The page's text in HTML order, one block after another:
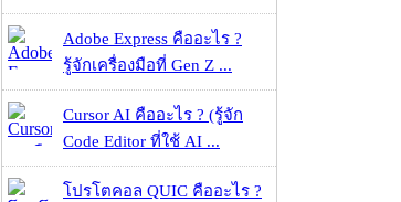
Adobe Express คืออะไร ?
รู้จักเครื่องมือที่ Gen Z ...
Cursor AI คืออะไร ? (รู้จัก
Code Editor ที่ใช้ AI ...
โปรโตคอล QUIC คืออะไร ?